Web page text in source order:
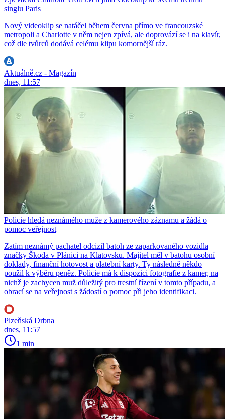
singlu Paris
Nový videoklip se natáčel během června přímo ve francouzské
metropoli a Charlotte v něm nejen zpívá, ale doprovází se i na klavír,
což dle tvůrců dodává celému klipu komornější ráz.
Aktuálně.cz - Magazín
dnes, 11:57
Policie hledá neznámého muže z kamerového záznamu a žádá o
pomoc veřejnost
Zatím neznámý pachatel odcizil batoh ze zaparkovaného vozidla
značky Škoda v Plánici na Klatovsku. Majitel měl v batohu osobní
doklady, finanční hotovost a platební karty. Ty následně někdo
použil k výběru peněz. Policie má k dispozici fotografie z kamer, na
nichž je zachycen muž důležitý pro trestní řízení v tomto případu, a
obrací se na veřejnost s žádostí o pomoc při jeho identifikaci.
Plzeňská Drbna
dnes, 11:57
1 min